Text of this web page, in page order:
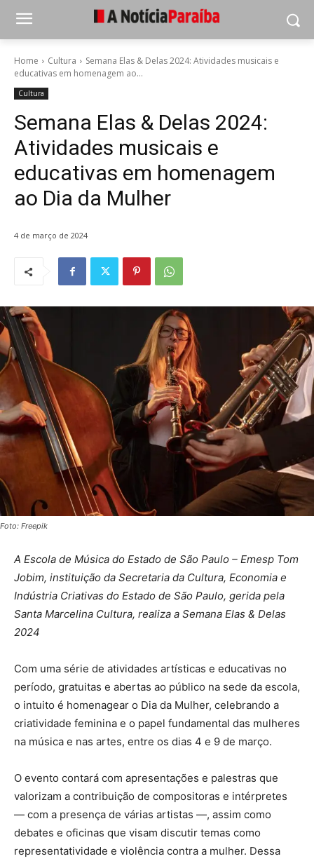
Home Cultura
Semana Elas & Delas 2024: Atividades musicais e
educativas em homenagem ao...
Cultura
Semana Elas & Delas 2024:
Atividades musicais e
educativas em homenagem
ao Dia da Mulher
4 de março de 2024
Foto: Freepik
A Escola de Música do Estado de São Paulo – Emesp Tom
Jobim, instituição da Secretaria da Cultura, Economia e
Indústria Criativas do Estado de São Paulo, gerida pela
Santa Marcelina Cultura, realiza a Semana Elas & Delas
2024
Com uma série de atividades artísticas e educativas no
período, gratuitas e abertas ao público na sede da escola,
o intuito é homenagear o Dia da Mulher, celebrando a
criatividade feminina e o papel fundamental das mulheres
na música e nas artes, entre os dias 4 e 9 de março.
O evento contará com apresentações e palestras que
valorizam a contribuição de compositoras e intérpretes
— com a presença de várias artistas —, assim como
debates e oficinas que visam discutir temas como
representatividade e violência contra a mulher. Dessa